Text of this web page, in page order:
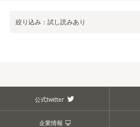
絞り込み：試し読みあり
公式twitter
企業情報